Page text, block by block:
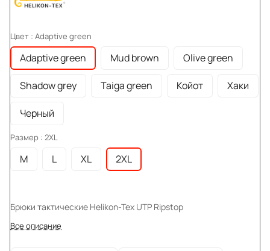
Цвет : Adaptive green
Adaptive green Mud brown Olive green
Shadow grey Taiga green Койот Хаки
Черный
Размер : 2XL
M L XL 2XL
Брюки тактические Helikon-Tex UTP Ripstop
Все описание